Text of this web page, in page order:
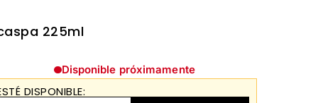
225ml
Disponible próximamente
DISPONIBLE: